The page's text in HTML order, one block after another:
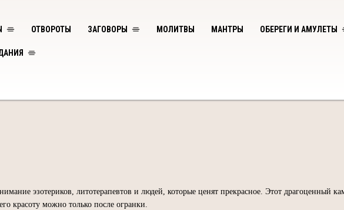
ОТВОРОТЫ ЗАГОВОРЫ МОЛИТВЫ МАНТРЫ ОБЕРЕГИ И АМУЛЕТЫ
эзотериков, литотерапевтов и людей, которые ценят прекрасное. Этот драгоценный
красоту можно только после огранки.